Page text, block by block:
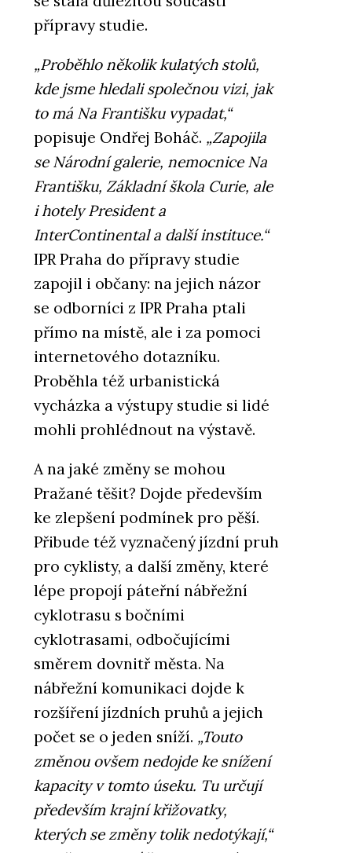
přípravy studie.
„Proběhlo několik kulatých stolů,
kde jsme hledali společnou vizi, jak
to má Na Františku vypadat,“
popisuje Ondřej Boháč. „Zapojila
se Národní galerie, nemocnice Na
Františku, Základní škola Curie, ale
i hotely President a
InterContinental a další instituce.“
IPR Praha do přípravy studie
zapojil i občany: na jejich názor
se odborníci z IPR Praha ptali
přímo na místě, ale i za pomoci
internetového dotazníku.
Proběhla též urbanistická
vycházka a výstupy studie si lidé
mohli prohlédnout na výstavě.
A na jaké změny se mohou
Pražané těšit? Dojde především
ke zlepšení podmínek pro pěší.
Přibude též vyznačený jízdní pruh
pro cyklisty, a další změny, které
lépe propojí páteřní nábřežní
cyklotrasu s bočními
cyklotrasami, odbočujícími
směrem dovnitř města. Na
nábřežní komunikaci dojde k
rozšíření jízdních pruhů a jejich
počet se o jeden sníží. „Touto
změnou ovšem nedojde ke snížení
kapacity v tomto úseku. Tu určují
především krajní křižovatky,
kterých se změny tolik nedotýkají,“